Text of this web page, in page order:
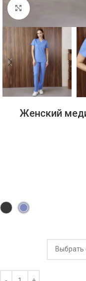
Click to enlarge
Женский